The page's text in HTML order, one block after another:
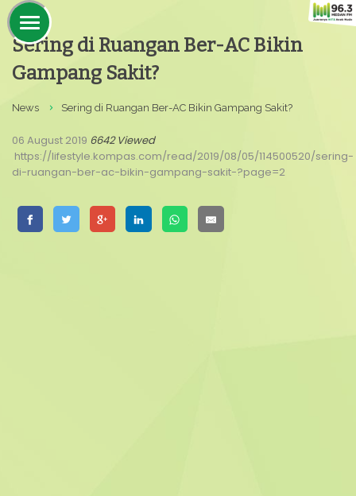
Sering di Ruangan Ber-AC Bikin
Gampang Sakit?
News Sering di Ruangan Ber-AC Bikin Gampang Sakit?
06 August 2019 6642 Viewed
https://lifestyle.kompas.com/read/2019/08/05/114500520/sering-
di-ruangan-ber-ac-bikin-gampang-sakit-?page=2